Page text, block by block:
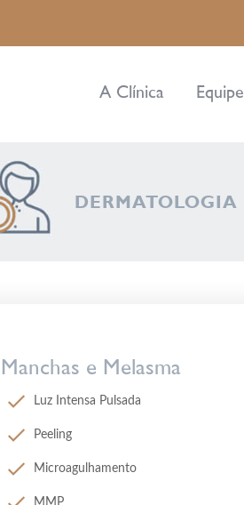
A Clínica Equipe
DERMATOLOGIA
Manchas e Melasma
Luz Intensa Pulsada
Peeling
Microagulhamento
MMP